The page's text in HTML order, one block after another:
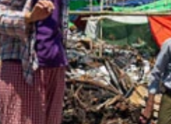
ア兵士がいて物々しさもある